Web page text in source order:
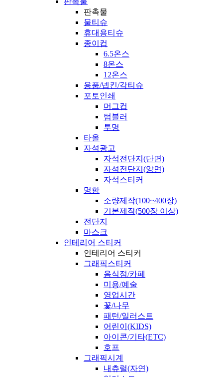
판촉물
물티슈
휴대용티슈
종이컵
6.5온스
8온스
12온스
용품/넵킨/각티슈
포토인쇄
머그컵
텀블러
투명
타올
자석광고
자석전단지(단면)
자석전단지(양면)
자석스티커
명함
소량제작(100~400장)
기본제작(500장 이상)
전단지
마스크
인테리어 스티커
인테리어 스티커
그래픽스티커
음식점/카페
미용/예술
영업시간
꽃/나무
패턴/일러스트
어린이(KIDS)
아이콘/기타(ETC)
호프
그래픽시계
내츄럴(자연)